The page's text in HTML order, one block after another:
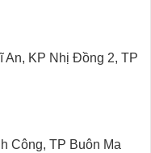
KP Nhị Đồng 2, TP
Công, TP Buôn Ma